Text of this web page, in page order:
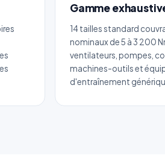
Gamme
14 tailles standard
nominaux de 5 à 3 200
ventilateurs, pompes,
machines-outils et
d'entraînement
Devis Page55 :
Réponse sous 24h
*